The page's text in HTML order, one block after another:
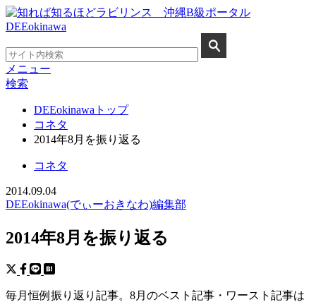
メニュー
検索
DEEokinawaトップ
コネタ
2014年8月を振り返る
コネタ
2014.09.04
DEEokinawa(でぃーおきなわ)編集部
2014年8月を振り返る
毎月恒例振り返り記事。8月のベスト記事・ワースト記事は